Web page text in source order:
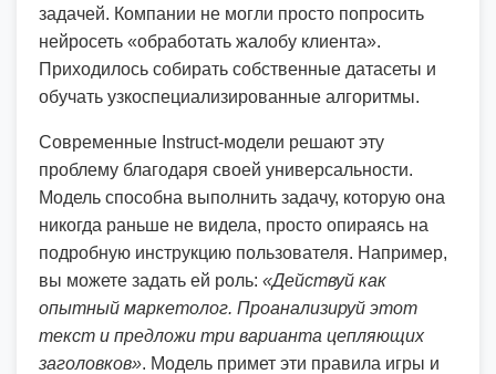
задачей. Компании не могли просто попросить
нейросеть «обработать жалобу клиента».
Приходилось собирать собственные датасеты и
обучать узкоспециализированные алгоритмы.
Современные Instruct-модели решают эту
проблему благодаря своей универсальности.
Модель способна выполнить задачу, которую она
никогда раньше не видела, просто опираясь на
подробную инструкцию пользователя. Например,
вы можете задать ей роль: «Действуй как
опытный маркетолог. Проанализируй этот
текст и предложи три варианта цепляющих
заголовков». Модель примет эти правила игры и